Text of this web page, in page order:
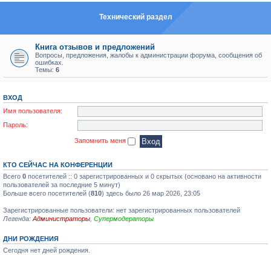
Технический раздел
Книга отзывов и предложений
Вопросы, предложения, жалобы к администрации форума, сообщения об
ошибках.
Темы: 6
ВХОД
Имя пользователя:
Пароль:
Запомнить меня
КТО СЕЙЧАС НА КОНФЕРЕНЦИИ
Всего 0 посетителей :: 0 зарегистрированных и 0 скрытых (основано на активности
пользователей за последние 5 минут)
Больше всего посетителей (810) здесь было 26 мар 2026, 23:05
Зарегистрированные пользователи: нет зарегистрированных пользователей
Легенда: Администраторы Супермодераторы
ДНИ РОЖДЕНИЯ
Сегодня нет дней рождения.